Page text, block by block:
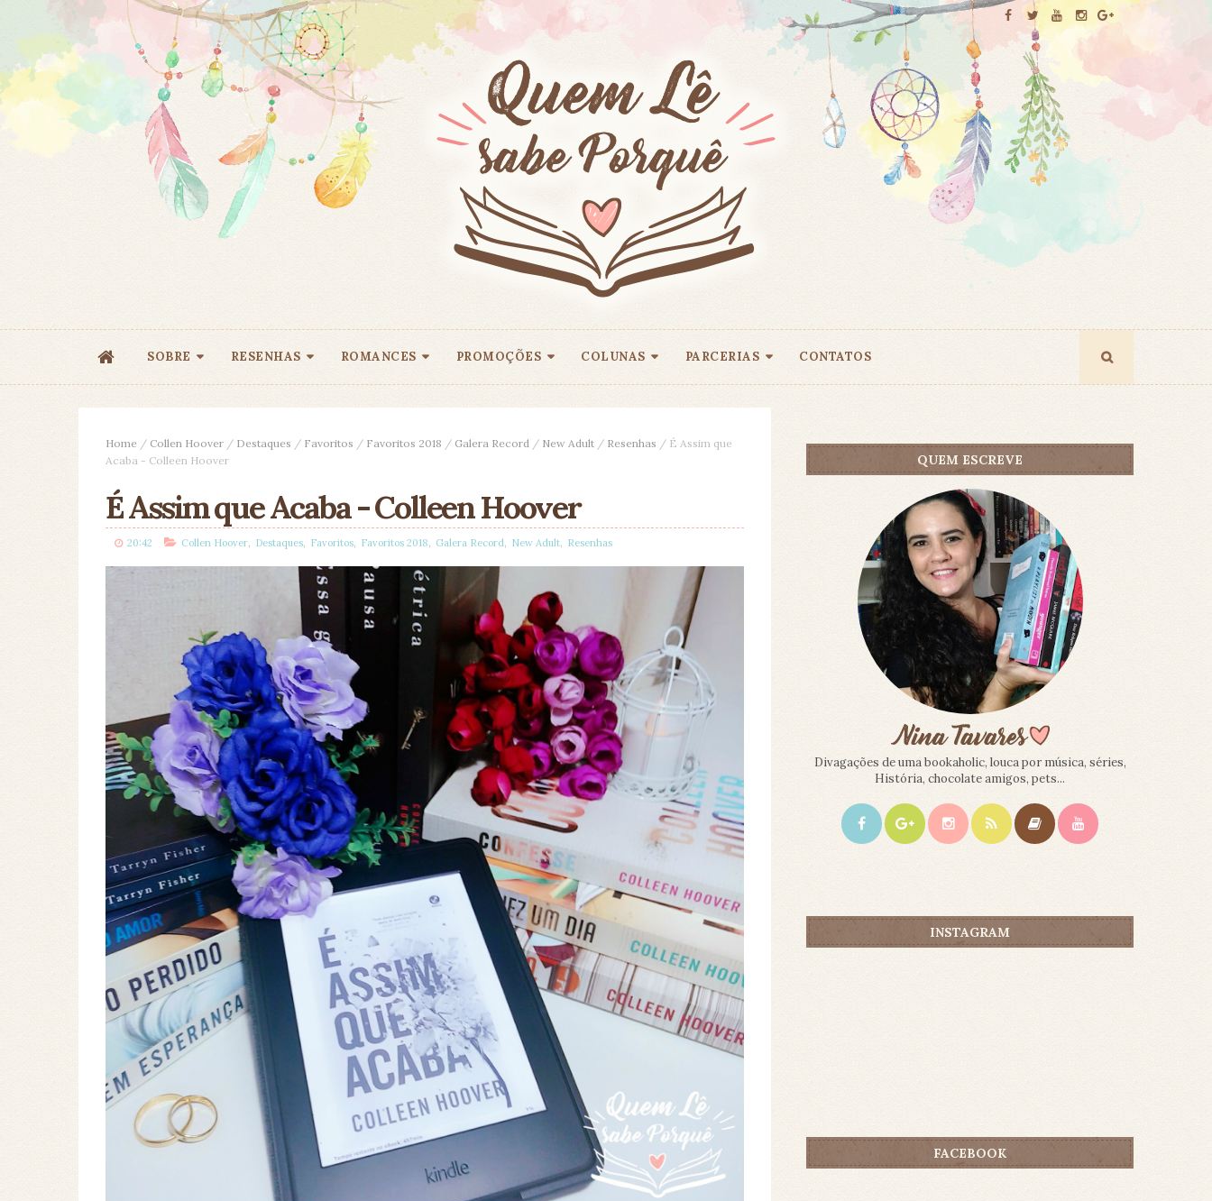
SOBRE RESENHAS ROMANCES PROMOÇÕES COLUNAS PARCERIAS CONTATOS
Home / Collen Hoover / Destaques / Favoritos / Favoritos 2018 / Galera Record / New Adult / Resenhas / É Assim que
Acaba - Colleen Hoover
É Assim que Acaba - Colleen Hoover
20:42 Collen Hoover, Destaques, Favoritos, Favoritos 2018, Galera Record, New Adult, Resenhas
QUEM ESCREVE
Divagações de uma bookaholic, louca por música, séries,
História, chocolate amigos, pets...
INSTAGRAM
FACEBOOK